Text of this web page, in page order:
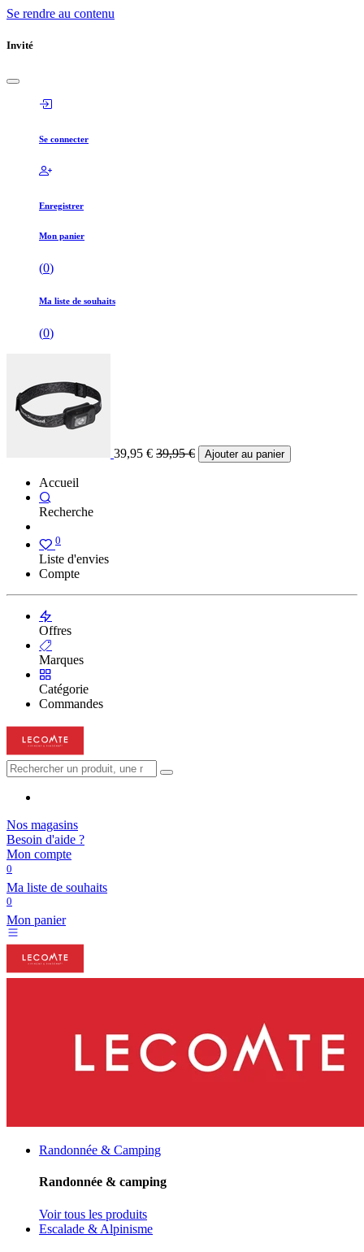
Se rendre au contenu
Invité
Se connecter
Enregistrer
Mon panier
(0)
Ma liste de souhaits
(0)
39,95 € 39,95€ Ajouter au panier
Accueil
Recherche
0
Liste d'envies
Compte
Offres
Marques
Catégorie
Commandes
Nos magasins
Besoin d'aide ?
Mon compte
0
Ma liste de souhaits
0
Mon panier
Randonnée & Camping
Randonnée & camping
Voir tous les produits
Escalade & Alpinisme